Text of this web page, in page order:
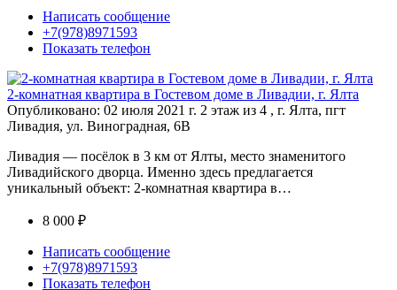
Написать сообщение
+7(978)8971593
Показать телефон
2-комнатная квартира в Гостевом доме в Ливадии, г. Ялта
Опубликовано: 02 июля 2021 г. 2 этаж из 4 , г. Ялта, пгт
Ливадия, ул. Виноградная, 6В
Ливадия — посёлок в 3 км от Ялты, место знаменитого
Ливадийского дворца. Именно здесь предлагается
уникальный объект: 2-комнатная квартира в…
8 000 ₽
Написать сообщение
+7(978)8971593
Показать телефон